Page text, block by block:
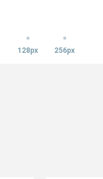
128px 256px